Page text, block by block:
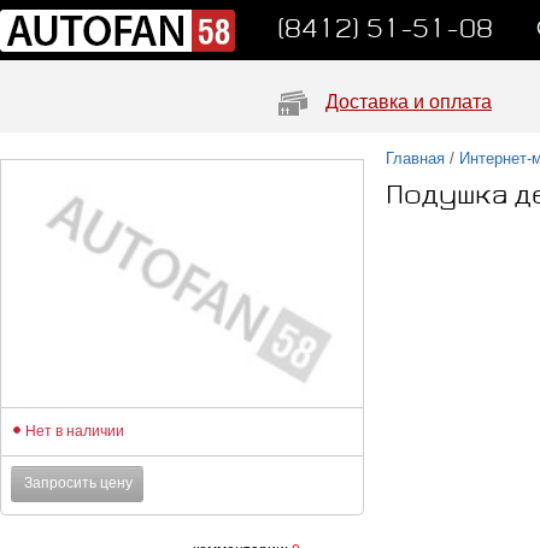
(8412) 51-51-08
Доставка и оплата
Главная / Интернет-
Подушка
Нет в наличии
Запросить цену